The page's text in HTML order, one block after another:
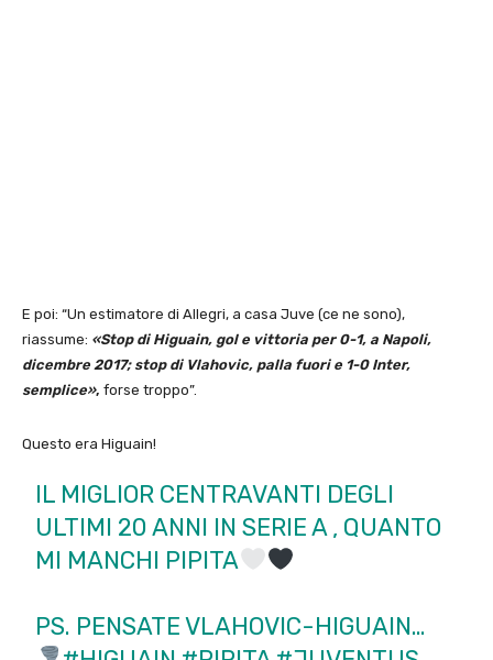
E poi: “Un estimatore di Allegri, a casa Juve (ce ne sono),
riassume: «Stop di Higuain, gol e vittoria per 0-1, a Napoli,
dicembre 2017; stop di Vlahovic, palla fuori e 1-0 Inter,
semplice», forse troppo”.
Questo era Higuain!
IL MIGLIOR CENTRAVANTI DEGLI
ULTIMI 20 ANNI IN SERIE A , QUANTO
MI MANCHI PIPITA
PS. PENSATE VLAHOVIC-HIGUAIN…